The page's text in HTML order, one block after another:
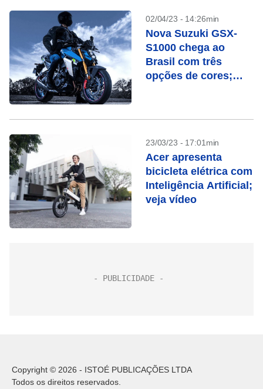
02/04/23 - 14:26min
Nova Suzuki GSX-
S1000 chega ao
Brasil com três
opções de cores;
23/03/23 - 17:01min
Acer apresenta
bicicleta elétrica com
Inteligência Artificial;
veja vídeo
Copyright © 2026 - ISTOÉ PUBLICAÇÕES LTDA
Todos os direitos reservados.